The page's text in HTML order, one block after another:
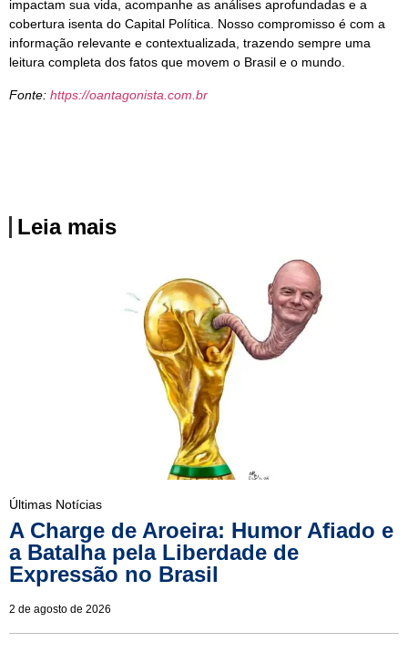
impactam sua vida, acompanhe as análises aprofundadas e a
cobertura isenta do Capital Política. Nosso compromisso é com a
informação relevante e contextualizada, trazendo sempre uma
leitura completa dos fatos que movem o Brasil e o mundo.
Fonte: https://oantagonista.com.br
Leia mais
Últimas Notícias
A Charge de Aroeira: Humor Afiado e
a Batalha pela Liberdade de
Expressão no Brasil
2 de agosto de 2026